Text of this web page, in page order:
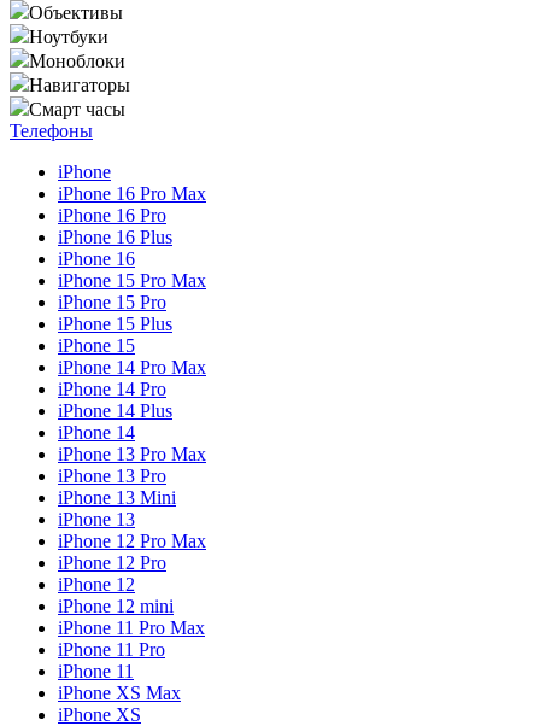
Объективы
Ноутбуки
Моноблоки
Навигаторы
Смарт часы
Телефоны
iPhone
iPhone 16 Pro Max
iPhone 16 Pro
iPhone 16 Plus
iPhone 16
iPhone 15 Pro Max
iPhone 15 Pro
iPhone 15 Plus
iPhone 15
iPhone 14 Pro Max
iPhone 14 Pro
iPhone 14 Plus
iPhone 14
iPhone 13 Pro Max
iPhone 13 Pro
iPhone 13 Mini
iPhone 13
iPhone 12 Pro Max
iPhone 12 Pro
iPhone 12
iPhone 12 mini
iPhone 11 Pro Max
iPhone 11 Pro
iPhone 11
iPhone XS Max
iPhone XS